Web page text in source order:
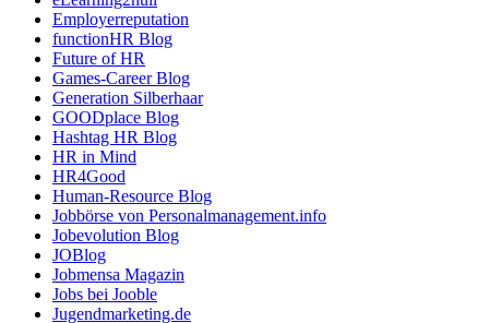
Employerreputation
functionHR Blog
Future of HR
Games-Career Blog
Generation Silberhaar
GOODplace Blog
Hashtag HR Blog
HR in Mind
HR4Good
Human-Resource Blog
Jobbörse von Personalmanagement.info
Jobevolution Blog
JOBlog
Jobmensa Magazin
Jobs bei Jooble
Jugendmarketing.de